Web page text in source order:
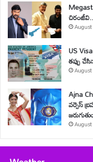
US
తప్పు
Ajna
వర్సెస్